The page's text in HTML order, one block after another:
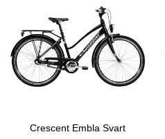
Crescent Embla Svart